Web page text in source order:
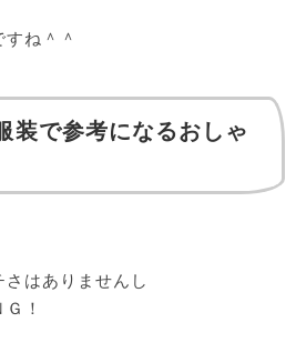
ね＾＾
装で参考になるおしゃ
はありませんし
！